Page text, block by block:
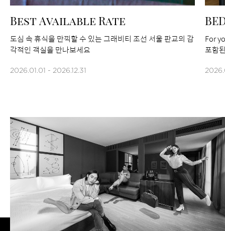
Best Available Rate
도심 속 휴식을 만끽할 수 있는 그래비티 조선 서울 판교의 감
각적인 객실을 만나보세요
2026.01.01 - 2026.12.31
For
포함